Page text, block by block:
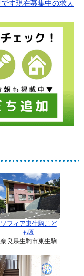
ソフィア東生駒こど
も園
奈良県生駒市東生駒